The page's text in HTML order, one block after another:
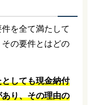
を全て満たして
の要件とはどの
しても現金納付
り、その理由の